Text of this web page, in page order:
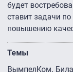
будет
ставит задачи
повышению
Темы
ВымпелКом